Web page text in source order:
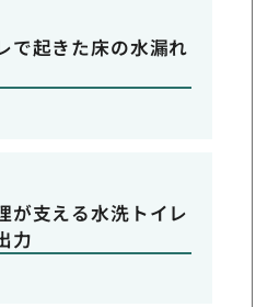
で起きた床の水漏れ
が支える水洗トイレ
力